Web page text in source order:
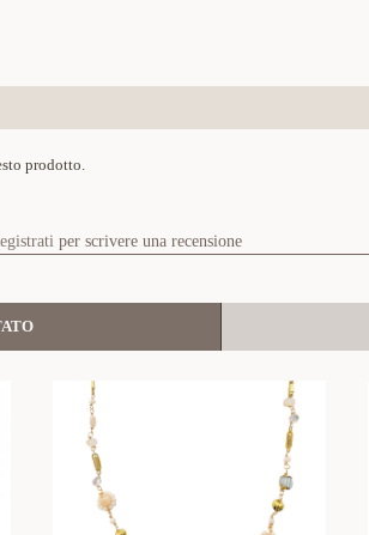
prodotto.
per scrivere una recensione